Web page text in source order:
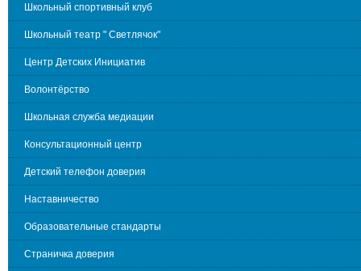
Школьный спортивный клуб
Школьный театр " Светлячок"
Центр Детских Инициатив
Волонтёрство
Школьная служба медиации
Консультационный центр
Детский телефон доверия
Наставничество
Образовательные стандарты
Страничка доверия